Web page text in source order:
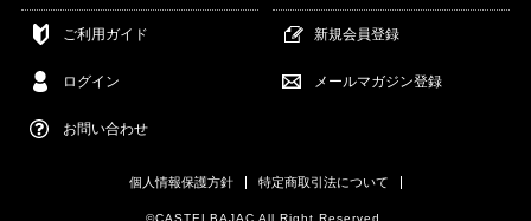
ご利用ガイド 新規会員登録
ログイン メールマガジン登録
お問い合わせ
個人情報保護方針 特定商取引法について